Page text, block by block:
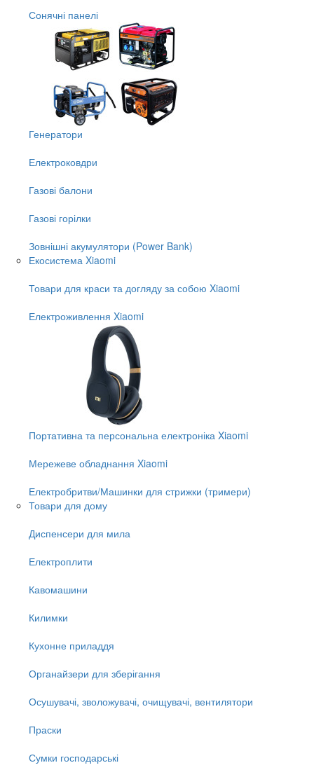
Сонячні панелі
Генератори
Електроковдри
Газові балони
Газові горілки
Зовнішні акумулятори (Power Bank)
Екосистема Xiaomi
Товари для краси та догляду за собою Xiaomi
Електроживлення Xiaomi
Портативна та персональна електроніка Xiaomi
Мережеве обладнання Xiaomi
Електробритви/Машинки для стрижки (тримери)
Товари для дому
Диспенсери для мила
Електроплити
Кавомашини
Килимки
Кухонне приладдя
Органайзери для зберігання
Осушувачі, зволожувачі, очищувачі, вентилятори
Праски
Сумки господарські